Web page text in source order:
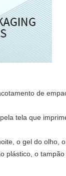
de
tela que
o gel do olho,
plástico, o